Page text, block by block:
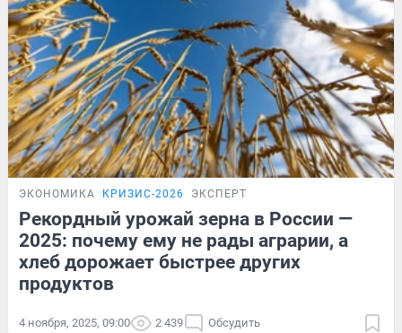
ЭКОНОМИКА КРИЗИС-2026 ЭКСПЕРТ
Рекордный урожай зерна в России —
2025: почему ему не рады аграрии, а
хлеб дорожает быстрее других
продуктов
4 ноября, 2025, 09:00 2 439 Обсудить